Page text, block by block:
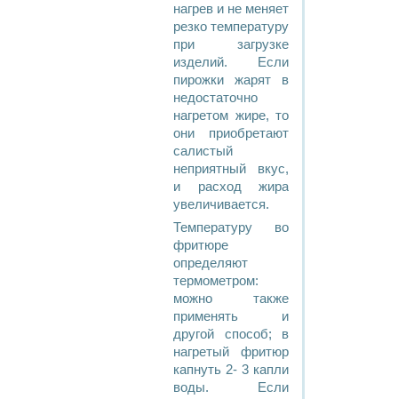
нагрев и не меняет
резко температуру
при загрузке
изделий. Если
пирожки жарят в
недостаточно
нагретом жире, то
они приобретают
салистый
неприятный вкус,
и расход жира
увеличивается.
Температуру во
фритюре
определяют
термометром:
можно также
применять и
другой способ; в
нагретый фритюр
капнуть 2- 3 капли
воды. Если